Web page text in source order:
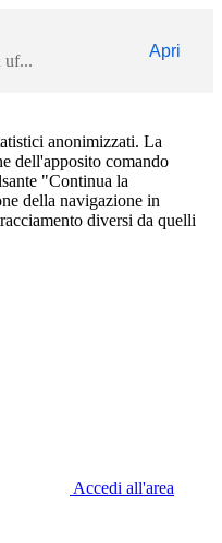
uf...
Apri
anonimizzati. La
dell'apposito comando
"Continua la
della navigazione in
diversi da quelli
Accedi all'area